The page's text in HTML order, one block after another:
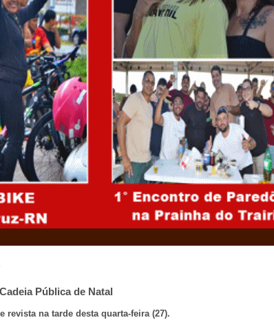
Pública de Natal
revista na tarde desta quarta-feira (27).